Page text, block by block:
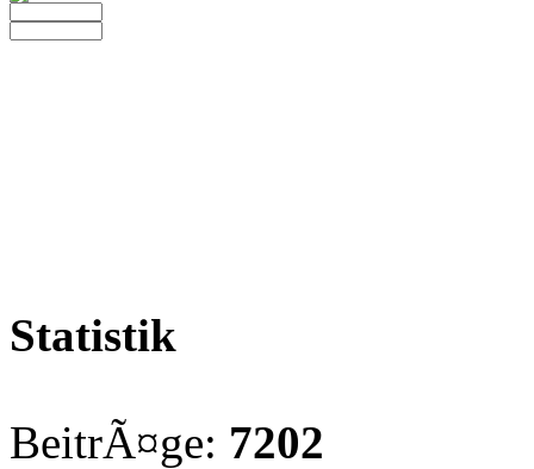
Statistik
BeitrÃ¤ge: 7202